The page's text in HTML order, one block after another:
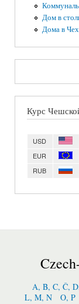
Дом в
Дома в
Курс
USD
EUR
RUB
A, B, C, Č,
L, M, N
O, P